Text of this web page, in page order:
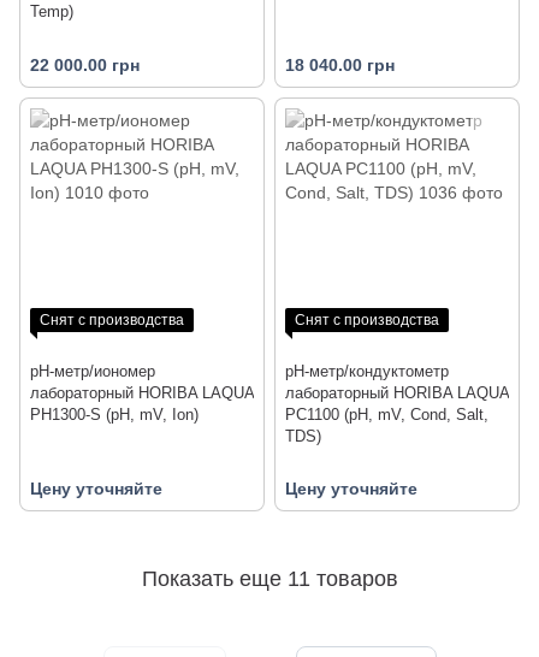
Temp)
22 000.00 грн 18 040.00 грн
Снят с производства
pH-метр/иономер
лабораторный HORIBA LAQUA
PH1300-S (pH, mV, Ion)
Цену уточняйте
Снят с производства
pH-метр/кондуктометр
лабораторный HORIBA LAQUA
PC1100 (pH, mV, Cond, Salt,
TDS)
Цену уточняйте
Показать еще 11 товаров